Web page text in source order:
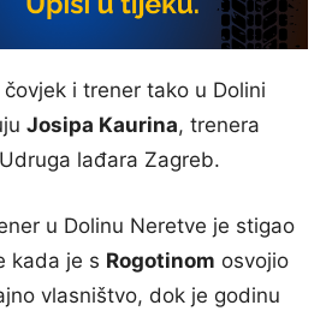
i trener tako u Dolini
Josipa Kaurina, trenera
lađara Zagreb.
u Dolinu Neretve je stigao
kada je s Rogotinom osvojio
vlasništvo, dok je godinu